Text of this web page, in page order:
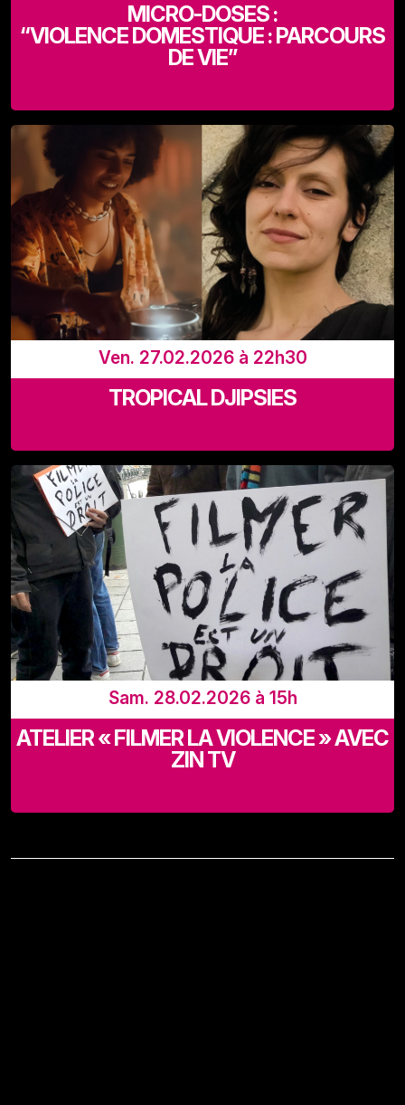
MICRO-DOSES :
“VIOLENCE DOMESTIQUE : PARCOURS
DE VIE”
LaVallée, Rue Adolphe Lavallée 39, 1080 Bruxelles
Ven. 27.02.2026 à 22h30
TROPICAL DJIPSIES
LaVallée, Rue Adolphe Lavallée 39, 1080 Bruxelles
Sam. 28.02.2026 à 15h
ATELIER « FILMER LA VIOLENCE » AVEC
ZIN TV